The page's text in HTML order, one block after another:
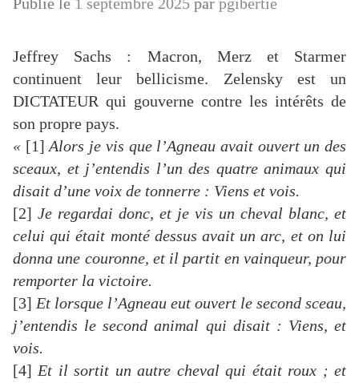
Jeffrey Sachs : Macron, Merz et Starmer
continuent leur bellicisme. Zelensky est un
DICTATEUR qui gouverne contre les intérêts de
son propre pays.
« [1] Alors je vis que l’Agneau avait ouvert un des
sceaux, et j’entendis l’un des quatre animaux qui
disait d’une voix de tonnerre : Viens et vois.
[2] Je regardai donc, et je vis un cheval blanc, et
celui qui était monté dessus avait un arc, et on lui
donna une couronne, et il partit en vainqueur, pour
remporter la victoire.
[3] Et lorsque l’Agneau eut ouvert le second sceau,
j’entendis le second animal qui disait : Viens, et
vois.
[4] Et il sortit un autre cheval qui était roux ; et